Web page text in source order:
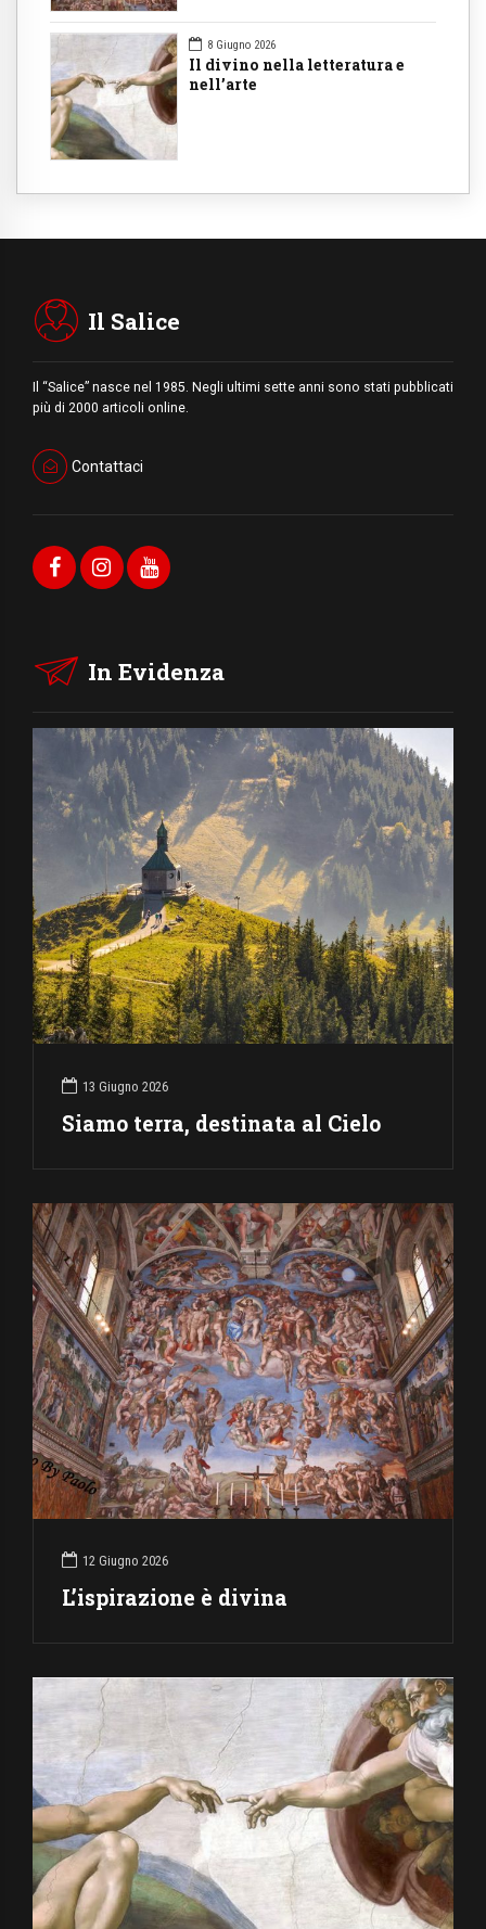
8 Giugno 2026
Il divino nella letteratura e
nell’arte
Il Salice
Il “Salice” nasce nel 1985. Negli ultimi sette anni sono stati pubblicati
più di 2000 articoli online.
Contattaci
In Evidenza
13 Giugno 2026
Siamo terra, destinata al Cielo
12 Giugno 2026
L’ispirazione è divina